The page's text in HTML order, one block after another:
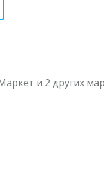
и 2 других